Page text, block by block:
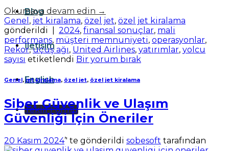
Blog
İletişim
English
Teklif Formu
Okumaya devam edin →
Genel , jet kiralama, özel jet, özel jet kiralama
gönderildi
2024, finansal sonuçlar, mali
performans, müşteri memnuniyeti, operasyonlar,
Rekor,uçuş ağı, United Airlines, yatırımlar, yolcu
sayısı etiketlendi Bir yorum bırak
Genel , jet kiralama, özel jet, özel jet kiralama
Siber Güvenlik ve Ulaşım
Güvenliği İçin Öneriler
20 Kasım 2024’' te gönderildi sobesoft tarafından